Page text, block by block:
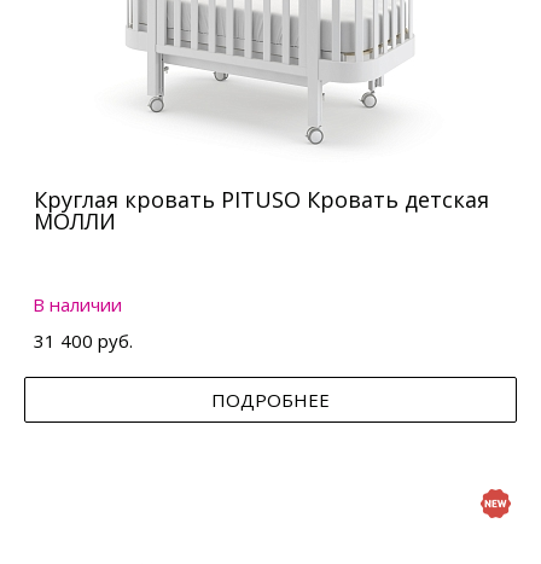
Круглая кровать PITUSO Кровать детская
МОЛЛИ
В наличии
31 400 руб.
ПОДРОБНЕЕ